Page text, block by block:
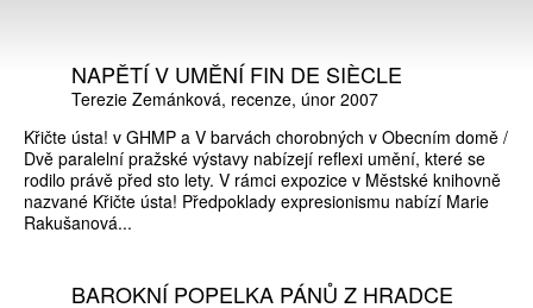
NAPĚTÍ V UMĚNÍ FIN DE SIÈCLE
Terezie Zemánková recenze únor 2007
Křičte ústa! v GHMP a V barvách chorobných v Obecním domě /
Dvě paralelní pražské výstavy nabízejí reflexi umění, které se
rodilo právě před sto lety. V rámci expozice v Městské knihovně
nazvané Křičte ústa! Předpoklady expresionismu nabízí Marie
Rakušanová...
BAROKNÍ POPELKA PÁNŮ Z HRADCE